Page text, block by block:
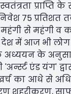
प्राप्ति
75 प्रतिशत
से महंगी व
में आज भी
अध्ययन के
एंड यंग'
का आधे से